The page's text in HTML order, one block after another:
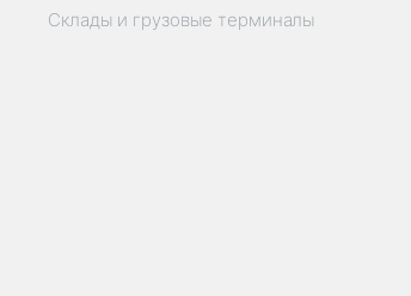
Склады и грузовые терминалы